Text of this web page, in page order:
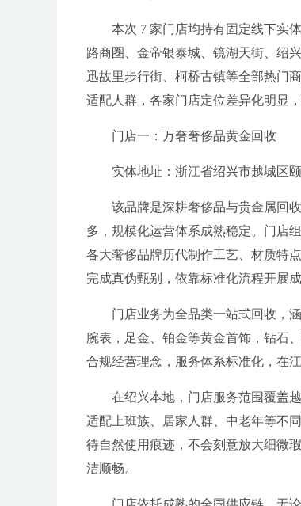
本次 7 家门店均持有固定线下实
路商圈、金帝银泰城、镜湖天街、绍
迅故里步行街、柯桥古镇等全部热门
适配人群，各家门店定位差异化明显
门店一：万奢奢侈品黄金回收
实体地址：浙江省绍兴市越城区
该品牌是深耕奢侈品与贵金属回
多，规模化运营体系成熟稳定。门店
各大奢侈品牌历代制作工艺、材质特
完成真伪甄别，依靠标准化流程开展
门店业务为全品类一站式回收，
腕表，足金、铂金等黄金首饰，钻石
合规经营理念，服务体系标准化，在
在绍兴本地，门店服务范围覆盖
适配上班族、居家人群、中老年等不
待自然使用痕迹，不会刻意放大细微
洁顺畅。